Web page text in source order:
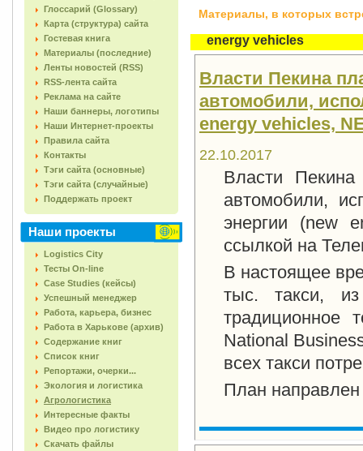
Глоссарий (Glossary)
Карта (структура) сайта
Гостевая книга
Материалы (последние)
Ленты новостей (RSS)
RSS-лента сайта
Реклама на сайте
Наши баннеры, логотипы
Наши Интернет-проекты
Правила сайта
Контакты
Тэги сайта (основные)
Тэги сайта (случайные)
Поддержать проект
Наши проекты
Logistics City
Тесты On-line
Case Studies (кейсы)
Успешный менеджер
Работа, карьера, бизнес
Работа в Харькове (архив)
Содержание книг
Список книг
Репортажи, очерки...
Экология и логистика
Агрологистика
Интересные факты
Видео про логистику
Скачать файлы
Материалы, в которых
energy vehicles
Власти Пекина
автомобили,
energy vehicles,
22.10.2017
Власти
автомобили,
энергии (new
ссылкой на
В настоящее
тыс. такси,
традиционное
National
всех такси
План